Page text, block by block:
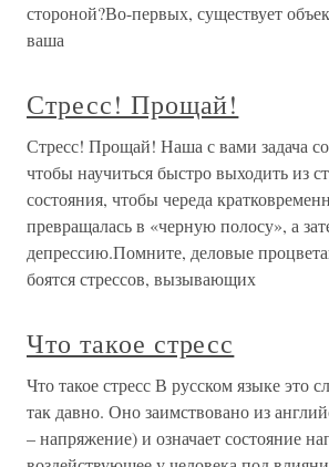
стороной?Во-первых, существует
ваша
Стресс! Прощай!
Стресс! Прощай! Наша с вами задача
чтобы научиться быстро выходить из
состояния, чтобы череда
превращалась в «черную полосу», а
депрессию.Помните, деловые
боятся стрессов, вызывающих
Что такое стресс
Что такое стресс В русском языке это
так давно. Оно заимствовано из
– напряжение) и означает состояние